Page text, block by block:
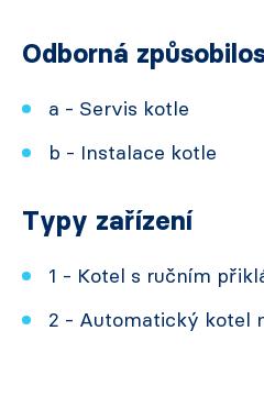
Odborná
a - Servis kotle
b - Instalace kotle
Typy zařízení
1 - Kotel s ručním
2 - Automatický kotel